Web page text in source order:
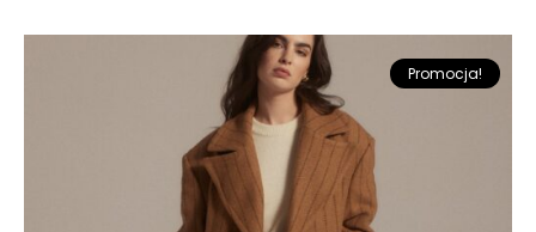
Promocja!